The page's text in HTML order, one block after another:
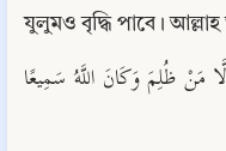
যুলুমও বৃদ্ধি পাবে।